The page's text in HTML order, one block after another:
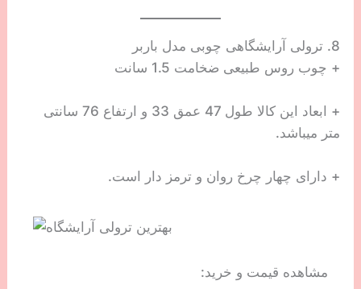
8. ترولی آرایشگاهی چوبی مدل باربر
+ چوب روس طبیعی ضخامت 1.5 سانت
+ ابعاد این کالا طول 47 عمق 33 و ارتفاع 76 سانتی
متر میباشد.
+ دارای چهار چرخ روان و ترمز دار است.
مشاهده قیمت و خرید: